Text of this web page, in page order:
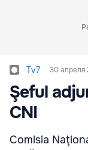
Tv7 30 апреля
Şeful
CNI
Comisia